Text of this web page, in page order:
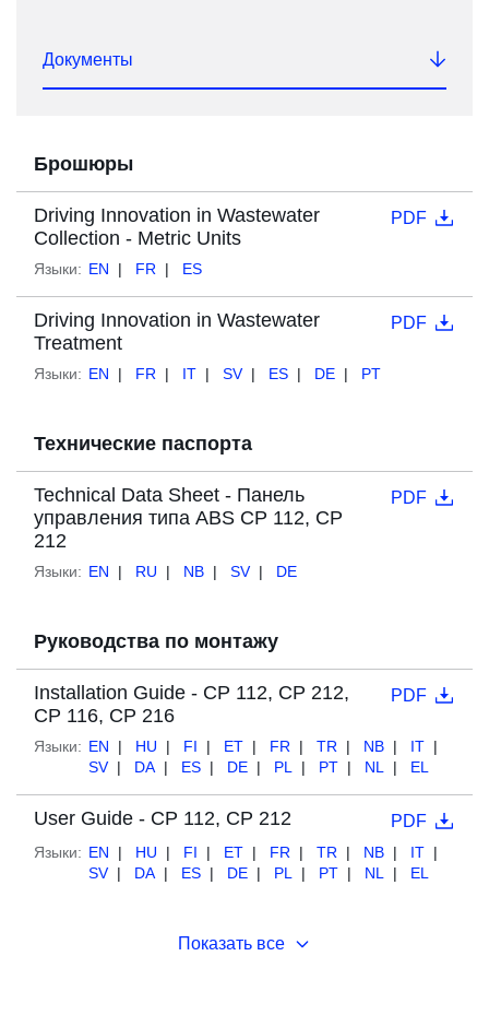
Документы
Брошюры
Driving Innovation in Wastewater
Collection - Metric Units
PDF
Языки: EN FR ES
Driving Innovation in Wastewater
Treatment
PDF
Языки: EN FR IT SV ES DE PT
Технические паспорта
Technical Data Sheet - Панель
управления типа ABS CP 112, CP
212
PDF
Языки: EN RU NB SV DE
Руководства по монтажу
Installation Guide - CP 112, CP 212,
CP 116, CP 216
PDF
Языки: EN HU FI ET FR TR NB
IT
SV
DA ES DE PL PT NL EL
User Guide - CP 112, CP 212 PDF
Языки: EN HU FI ET FR TR NB
IT
SV
DA ES DE PL PT NL EL
Показать все